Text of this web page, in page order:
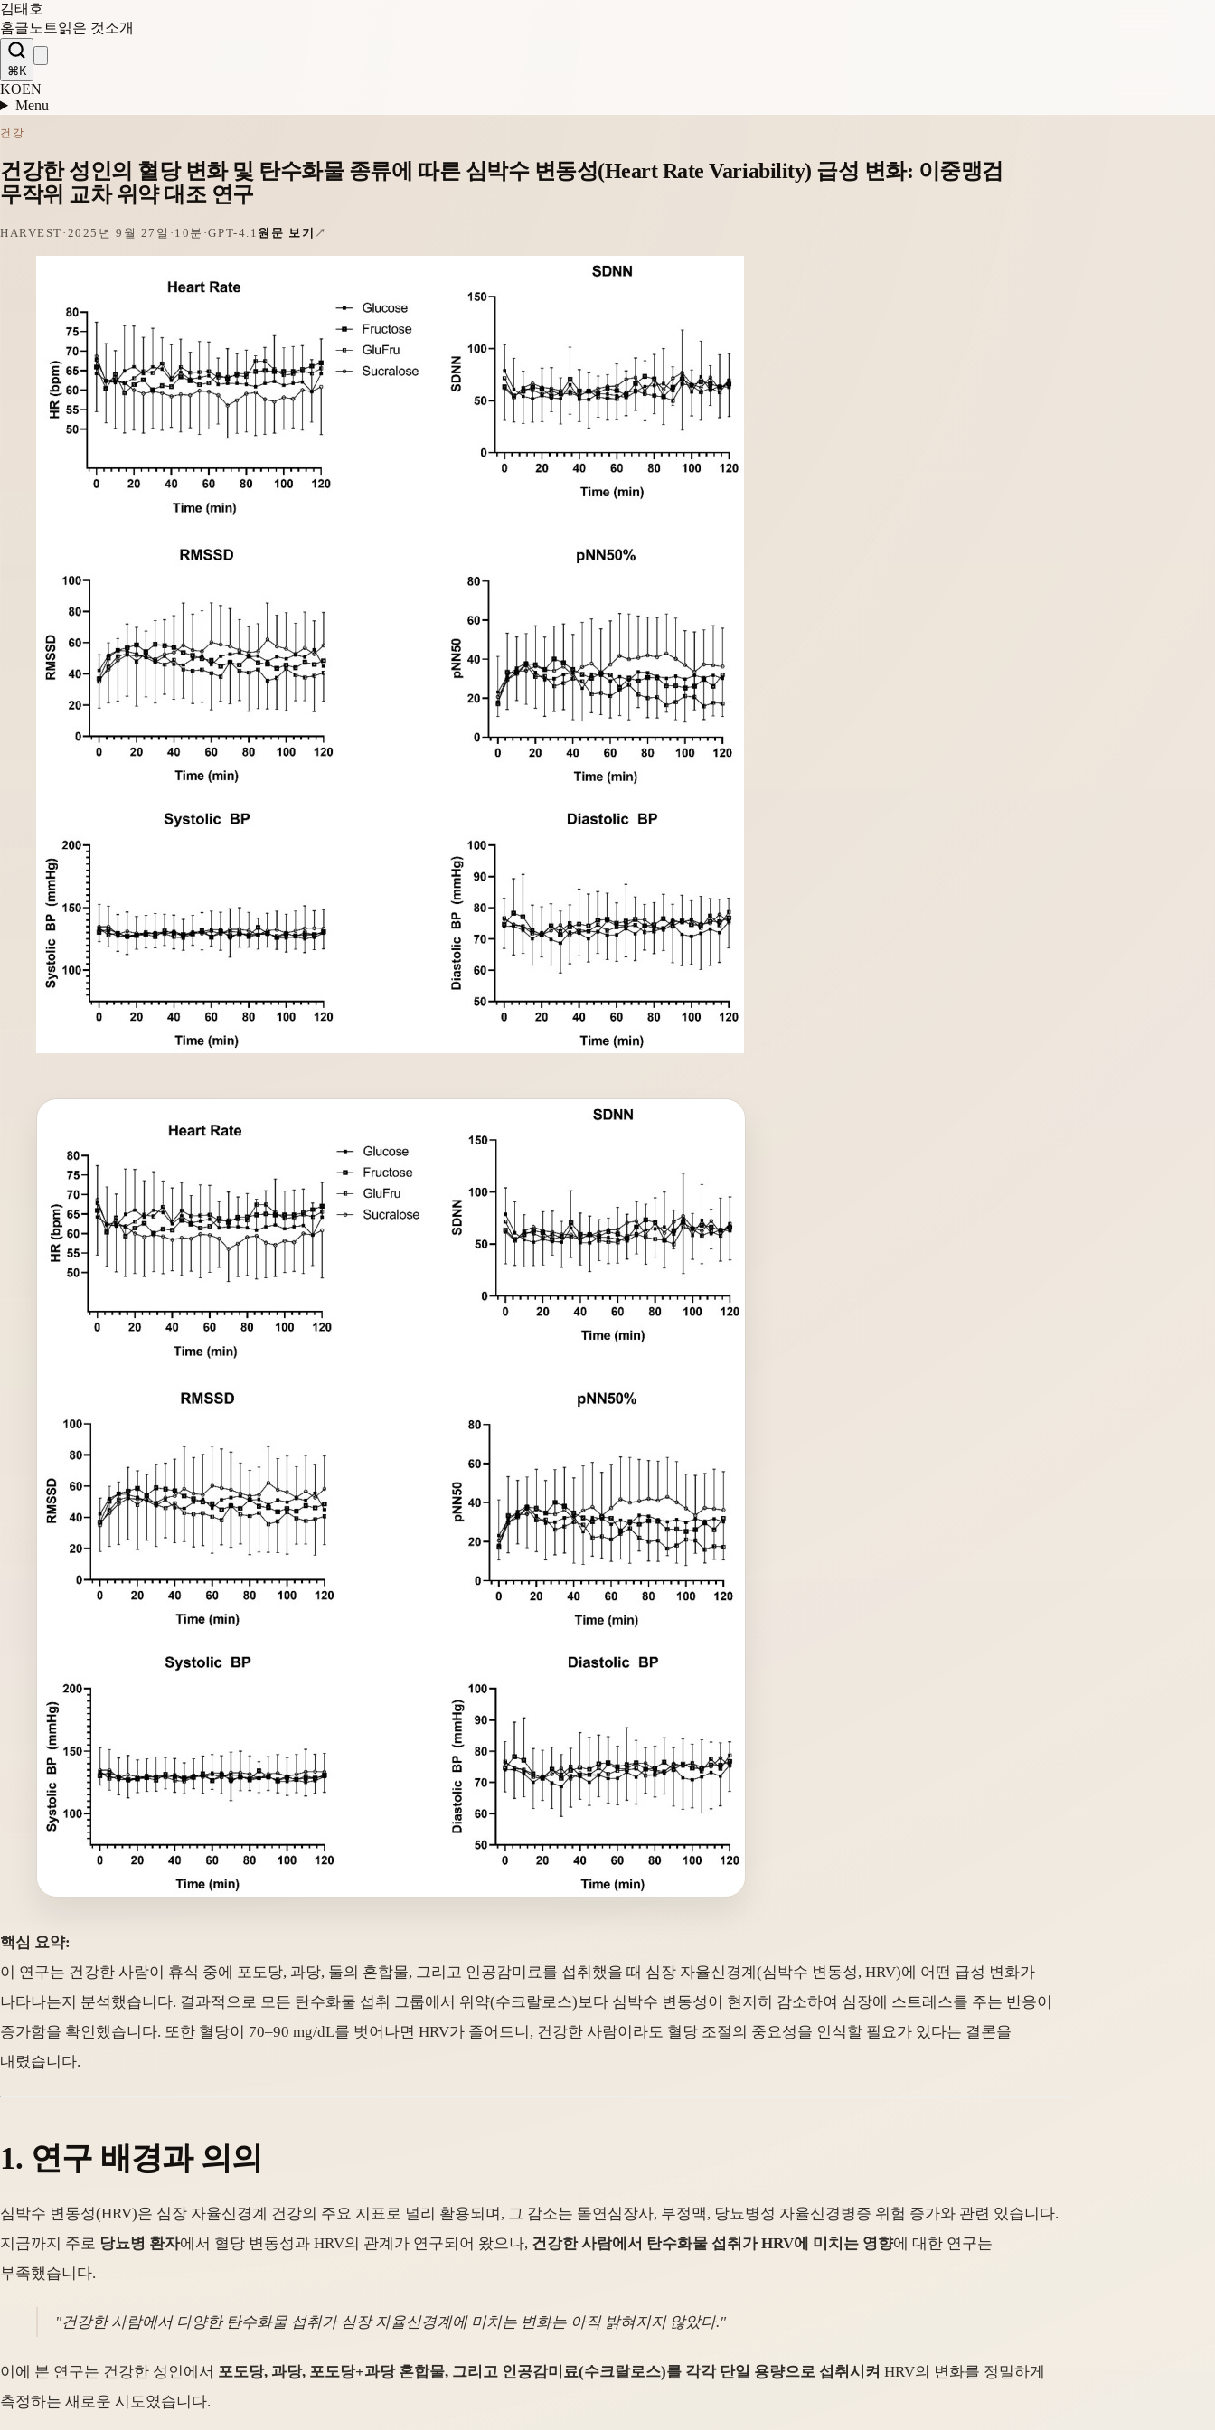
김태호
홈글 노트읽은 것소개
⌘K
KOEN
Menu
건강
건강한 성인의 혈당 변화 및 탄수화물 종류에 따른 심박수 변동성(Heart Rate Variability) 급성 변화: 이중맹검
무작위 교차 위약 대조 연구
HARVEST · 2025년 9월 27일 · 10분 ·GPT-4.1 원문 보기
핵심 요약:
이 연구는 건강한 사람이 휴식 중에 포도당, 과당, 둘의 혼합물, 그리고 인공감미료를 섭취했을 때 심장 자율신경계(심박수 변동성, HRV)에 어떤 급성 변화가
나타나는지 분석했습니다. 결과적으로 모든 탄수화물 섭취 그룹에서 위약(수크랄로스)보다 심박수 변동성이 현저히 감소하여 심장에 스트레스를 주는 반응이
증가함을 확인했습니다. 또한 혈당이 70–90 mg/dL를 벗어나면 HRV가 줄어드니, 건강한 사람이라도 혈당 조절의 중요성을 인식할 필요가 있다는 결론을
내렸습니다.
1. 연구 배경과 의의
심박수 변동성(HRV)은 심장 자율신경계 건강의 주요 지표로 널리 활용되며, 그 감소는 돌연심장사, 부정맥, 당뇨병성 자율신경병증 위험 증가와 관련 있습니다.
지금까지 주로 당뇨병 환자에서 혈당 변동성과 HRV의 관계가 연구되어 왔으나, 건강한 사람에서 탄수화물 섭취가 HRV에 미치는 영향에 대한 연구는
부족했습니다.
"건강한 사람에서 다양한 탄수화물 섭취가 심장 자율신경계에 미치는 변화는 아직 밝혀지지 않았다."
이에 본 연구는 건강한 성인에서 포도당, 과당, 포도당+과당 혼합물, 그리고 인공감미료(수크랄로스)를 각각 단일 용량으로 섭취시켜 HRV의 변화를 정밀하게
측정하는 새로운 시도였습니다.